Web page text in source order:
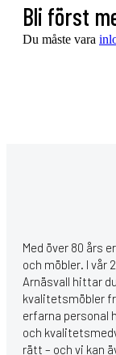
Bli först
Du måste vara
Med över 80 års
och möbler. I vår
Arnäsvall hittar
kvalitetsmöbler
erfarna personal
och
rätt – och vi kan